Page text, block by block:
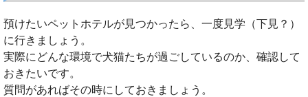
預けたいペットホテルが見つかったら、一度見学（下見？）
に行きましょう。
実際にどんな環境で犬猫たちが過ごしているのか、確認して
おきたいです。
質問があればその時にしておきましょう。